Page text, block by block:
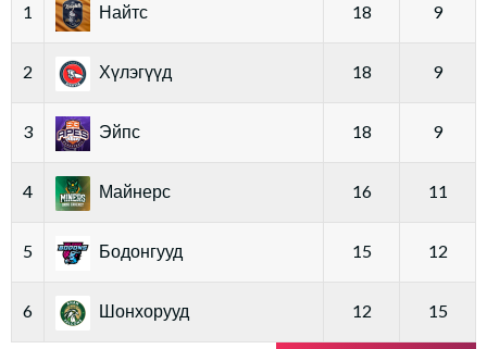
1 Найтс 18 9
2 Хүлэгүүд 18 9
3 Эйпс 18 9
4 Майнерс 16 11
5 Бодонгууд 15 12
6 Шонхорууд 12 15